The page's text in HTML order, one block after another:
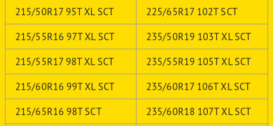
215/50R17 95T XL SCT 225/65R17 102T SCT
215/55R16 97T XL SCT 235/50R19 103T XL SCT
215/55R17 98T XL SCT 235/55R19 105T XL SCT
215/60R16 99T XL SCT 235/60R17 106T XL SCT
215/65R16 98T SCT 235/60R18 107T XL SCT